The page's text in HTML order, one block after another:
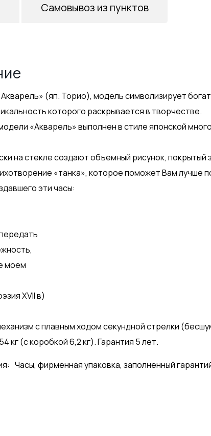
(яп. Торио), модель символизирует
которого раскрывается в творчестве.
«Акварель» выполнен в стиле японской
на стекле создают объемный рисунок,
«танка», которое поможет Вам лучше
эти часы:
моем
XVII в)
с плавным ходом секундной стрелки
кг (с коробкой 6,2 кг). Гарантия 5 лет.
Часы, фирменная упаковка, заполненный
Самовывоз из пунктов